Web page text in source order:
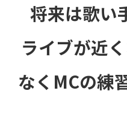
将来は歌い
ライブが近
なくMCの練